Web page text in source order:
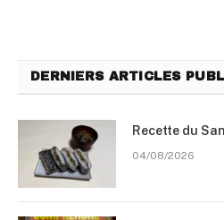
DERNIERS ARTICLES
Recette du
04/08/2026